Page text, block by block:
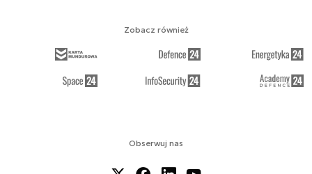
Obserwuj nas
Zobacz również